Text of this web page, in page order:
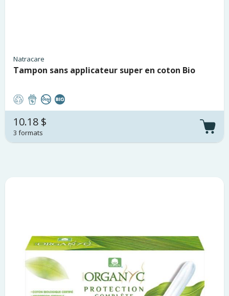
Natracare
Tampon sans applicateur super en coton Bio
10.18 $
3 formats